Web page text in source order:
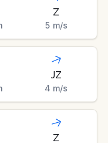
Z
5 m/s
JZ
4 m/s
Z